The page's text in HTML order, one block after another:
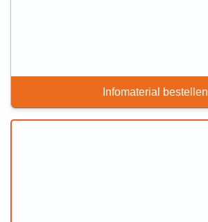
Infomaterial bestellen